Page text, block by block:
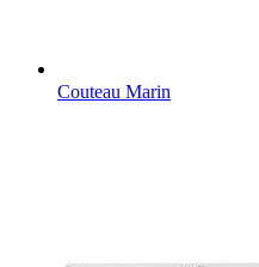
Couteau Marin